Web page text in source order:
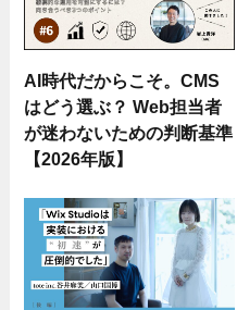
AI時代だからこそ。CMS
はどう選ぶ？ Web担当者
が迷わないための判断基準
【2026年版】